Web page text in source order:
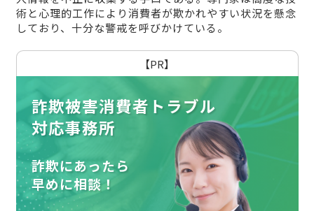
術と心理的工作により消費者が欺かれやすい状況を懸念
しており、十分な警戒を呼びかけている。
【PR】
詐欺被害消費者トラブル
対応事務所
詐欺にあったら
早めに相談！